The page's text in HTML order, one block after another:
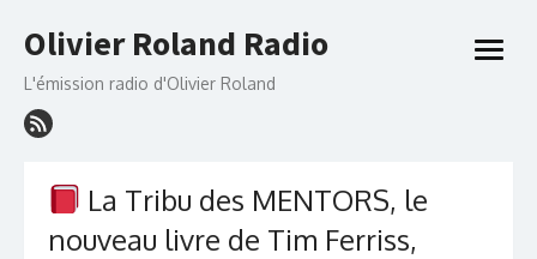
to
Olivier Roland Radio
L'émission radio d'Olivier Roland
open
La Tribu des MENTORS, le
nouveau livre de Tim Ferriss,